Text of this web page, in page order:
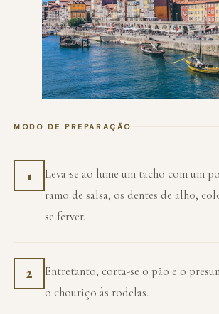
MODO DE PREPARAÇÃO
1
Leva-se ao lume um tacho com um
ramo de salsa, os dentes de alho,
se ferver.
2
Entretanto, corta-se o pão e o
o chouriço às rodelas.